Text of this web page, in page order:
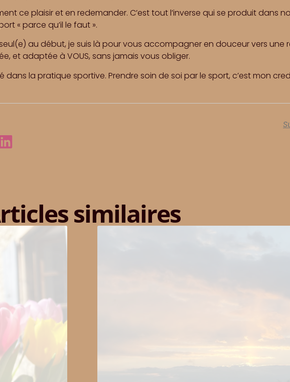
ce plaisir et en redemander. C’est tout l’inverse qui se produit dans
« parce qu’il le faut ».
au début, je suis là pour vous accompagner en douceur vers une
et adaptée à VOUS, sans jamais vous obliger.
dans la pratique sportive. Prendre soin de soi par le sport, c’est mon
similaires